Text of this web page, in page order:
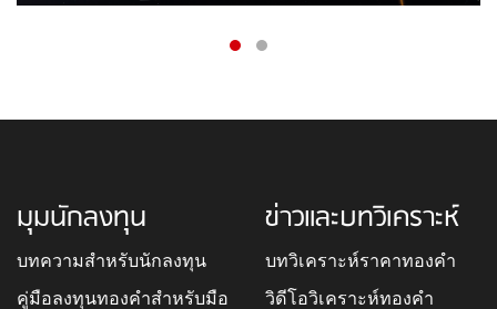
มุมนักลงทุน
บทความสำหรับนักลงทุน
คู่มือลงทุนทองคำสำหรับมือ
ข่าวและบทวิเคราะห์
บทวิเคราะห์ราคาทองคำ
วิดีโอวิเคราะห์ทองคำ